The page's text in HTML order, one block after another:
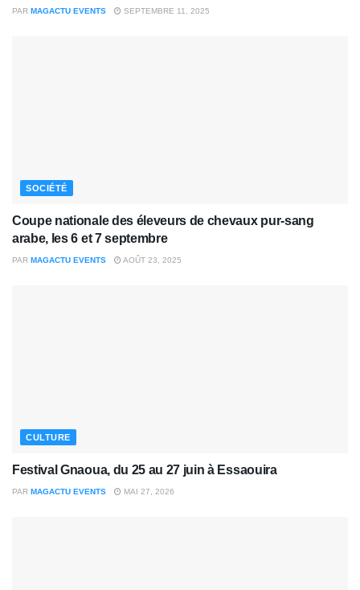
PAR MAGACTU EVENTS SEPTEMBRE 11, 2025
SOCIÉTÉ
Coupe nationale des éleveurs de chevaux pur-sang
arabe, les 6 et 7 septembre
PAR MAGACTU EVENTS AOÛT 23, 2025
CULTURE
Festival Gnaoua, du 25 au 27 juin à Essaouira
PAR MAGACTU EVENTS MAI 27, 2026